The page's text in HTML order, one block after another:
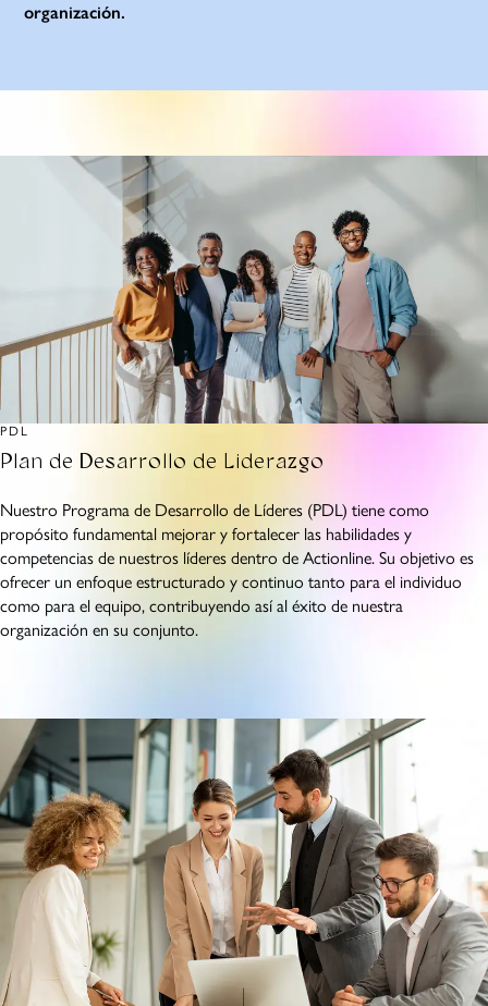
organización.
PDL
Plan de Desarrollo de Liderazgo
Nuestro Programa de Desarrollo de Líderes (PDL) tiene como
propósito fundamental mejorar y fortalecer las habilidades y
competencias de nuestros líderes dentro de Actionline. Su objetivo es
ofrecer un enfoque estructurado y continuo tanto para el individuo
como para el equipo, contribuyendo así al éxito de nuestra
organización en su conjunto.